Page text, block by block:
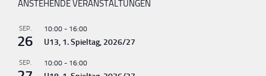
ANSTEHENDE VERANSTALTUNGEN
SEP.
26
10:00 - 16:00
U13, 1. Spieltag, 2026/27
SEP. 10:00 - 16:00